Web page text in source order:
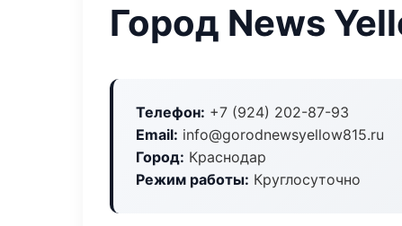
Город News
Телефон: +7 (924) 202-87-93
Email: info@gorodnewsyellow815.ru
Город: Краснодар
Режим работы: Круглосуточно